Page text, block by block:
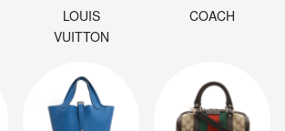
LOUIS
VUITTON
COACH